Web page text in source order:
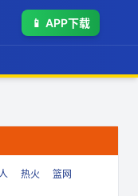
📱 APP下载
热火
篮网